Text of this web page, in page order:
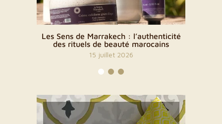
Une alliance sensorielle : Les Sens de
Marrakech x KHAMSSA
22 mai 2026